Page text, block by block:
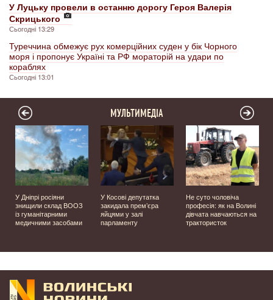
У Луцьку провели в останню дорогу Героя Валерія
Скрицького
Сьогодні 13:29
Туреччина обмежує рух комерційних суден у бік Чорного
моря і пропонує Україні та РФ мораторій на удари по
кораблях
Сьогодні 13:01
МУЛЬТИМЕДІА
У Дніпрі росіяни
знищили склад ВООЗ
із гуманітарними
медичними засобами
У Косові депутатка
закидала прем’єра
яйцями у залі
парламенту
Не суто чоловіча
професія: як на Волині
дівчата навчаються на
трактористок